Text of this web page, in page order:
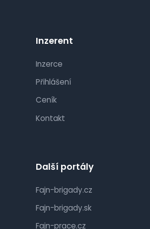
Inzerent
Inzerce
Přihlášení
Ceník
Kontakt
Další portály
Fajn-brigady.cz
Fajn-brigady.sk
Fajn-prace.cz